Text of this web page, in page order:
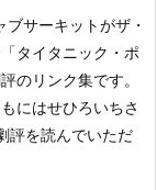
サーキットがザ・
タイタニック・ポ
のリンク集です。
にはせひろいちさ
評を読んでいただ